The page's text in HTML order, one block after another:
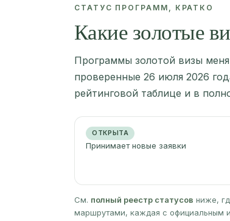
СТАТУС ПРОГРАММ, КРАТКО
Какие золотые
Программы золотой визы
проверенные 26 июля 2026
рейтинговой таблице и в
ОТКРЫТА
Принимает новые заявки
См. полный реестр статусов ниже,
маршрутами, каждая с официальным